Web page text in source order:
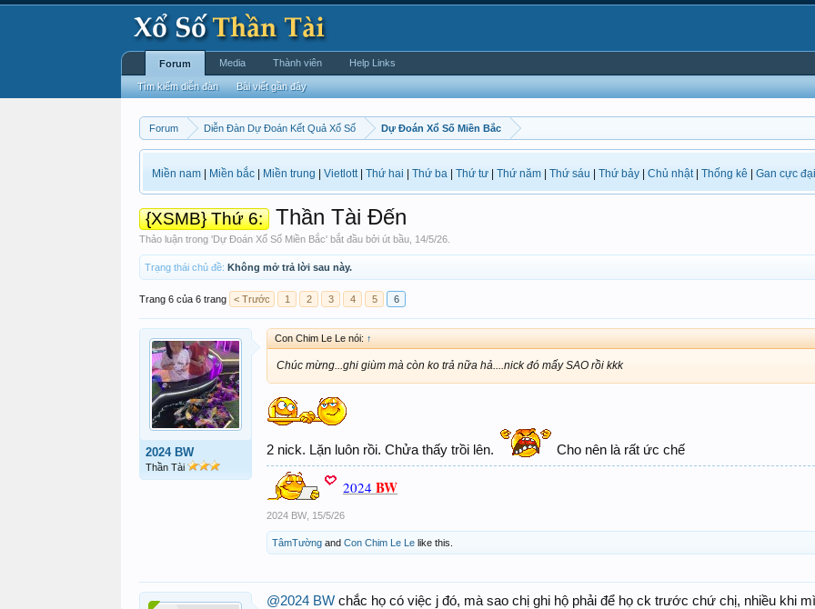
Forum Diễn Đàn Dự Đoán Kết Quả Xổ Số Dự Đoán Xổ Số Miền Bắc
Miền nam Miền bắc Miền trung Vietlott| Thứ hai Thứ ba Thứ tư Thứ năm Thứ sáu Thứ bảy Chủ nhật| Thống kê Gan cực đại
{XSMB} Thứ 6: Thần Tài Đến
Thảo luận trong 'Dự Đoán Xổ Số Miền Bắc' bắt đầu bởi út bầu 14/5/26
Trạng thái chủ đề: Không mở trả lời sau này.
Trang 6 của 6 trang < Trước 1 2 3 4 5 6
2024 BW
Thần Tài
Con Chim Le Le nói: ↑
Chúc mừng...ghi giùm mà còn ko trả nữa hả....nick đó mấy SAO rồi kkk
2 nick. Lặn luôn rồi. Chửa thấy trồi lên. Cho nên là rất ức chế
2024 BW
2024 BW 15/5/26
TâmTường and Con Chim Le Le like this.
@2024 BW chắc họ có việc j đó, mà sao chị ghi hộ phải để họ ck trước chứ chị, nhiều khi
Forum
Tìm kiếm diễn đàn Bài viết gần đây
Media Thành viên Help Links